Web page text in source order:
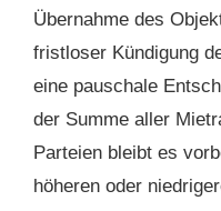
Übernahme des
fristloser Kündigung
eine pauschale
der Summe aller
Parteien bleibt es
höheren oder